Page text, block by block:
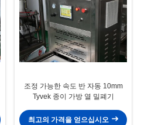
조정 가능한 속도 반 자동 10mm
Tyvek 종이 가방 열 밀폐기
최고의 가격을 얻으십시오